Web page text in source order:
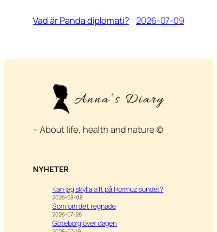
Vad är Panda diplomati? 2026-07-09
– About life, health and nature ©
NYHETER
Kan jag skylla allt på Hormuz sundet?
2026-08-08
Som om det regnade
2026-07-26
Göteborg över dagen